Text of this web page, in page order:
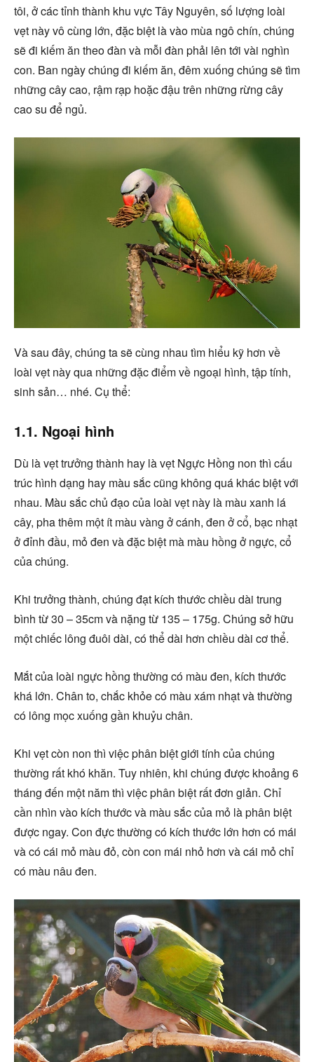
tôi, ở các tỉnh thành khu vực Tây Nguyên, số lượng loài
vẹt này vô cùng lớn, đặc biệt là vào mùa ngô chín, chúng
sẽ đi kiếm ăn theo đàn và mỗi đàn phải lên tới vài nghìn
con. Ban ngày chúng đi kiếm ăn, đêm xuống chúng sẽ tìm
những cây cao, rậm rạp hoặc đậu trên những rừng cây
cao su để ngủ.
Và sau đây, chúng ta sẽ cùng nhau tìm hiểu kỹ hơn về
loài vẹt này qua những đặc điểm về ngoại hình, tập tính,
sinh sản… nhé. Cụ thể:
1.1. Ngoại hình
Dù là vẹt trưởng thành hay là vẹt Ngực Hồng non thì cấu
trúc hình dạng hay màu sắc cũng không quá khác biệt với
nhau. Màu sắc chủ đạo của loài vẹt này là màu xanh lá
cây, pha thêm một ít màu vàng ở cánh, đen ở cổ, bạc nhạt
ở đỉnh đầu, mỏ đen và đặc biệt mà màu hồng ở ngực, cổ
của chúng.
Khi trưởng thành, chúng đạt kích thước chiều dài trung
bình từ 30 – 35cm và nặng từ 135 – 175g. Chúng sở hữu
một chiếc lông đuôi dài, có thể dài hơn chiều dài cơ thể.
Mắt của loài ngực hồng thường có màu đen, kích thước
khá lớn. Chân to, chắc khỏe có màu xám nhạt và thường
có lông mọc xuống gần khuỷu chân.
Khi vẹt còn non thì việc phân biệt giới tính của chúng
thường rất khó khăn. Tuy nhiên, khi chúng được khoảng 6
tháng đến một năm thì việc phân biệt rất đơn giản. Chỉ
cần nhìn vào kích thước và màu sắc của mỏ là phân biệt
được ngay. Con đực thường có kích thước lớn hơn có mái
và có cái mỏ màu đỏ, còn con mái nhỏ hơn và cái mỏ chỉ
có màu nâu đen.